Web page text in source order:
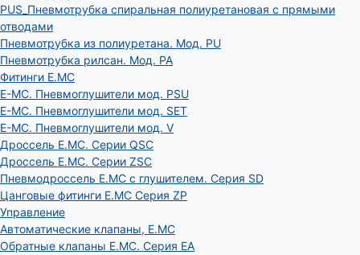
PUS_Пневмотрубка спиральная полиуретановая с прямыми
отводами
Пневмотрубка из полиуретана. Мод. РU
Пневмотрубка рилсан. Мод. PA
Фитинги E.MC
E-MC. Пневмоглушители мод. PSU
E-MC. Пневмоглушители мод. SET
E-MC. Пневмоглушители мод. V
Дроссель E.MC. Серии QSC
Дроссель E.MC. Серии ZSC
Пневмодроссель E.MC с глушителем. Серия SD
Цанговые фитинги E.MC Серия ZP
Управление
Автоматические клапаны, Е.МС
Обратные клапаны E.MC. Серия EA